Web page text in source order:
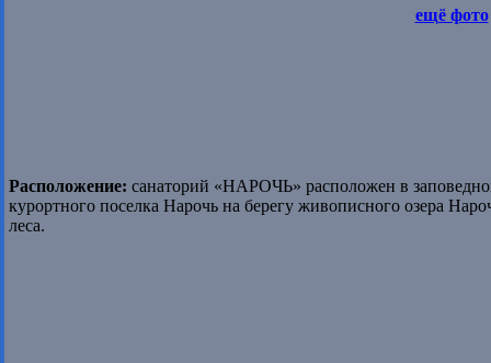
ещё фото
Расположение: санаторий «НАРОЧЬ» расположен в
курортного поселка Нарочь на берегу живописного озера
леса.